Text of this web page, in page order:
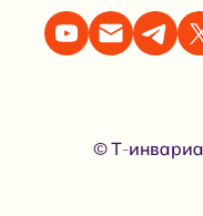
© Т-